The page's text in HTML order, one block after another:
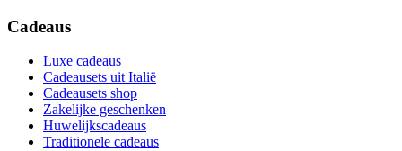
Cadeaus
Luxe cadeaus
Cadeausets uit Italië
Cadeausets shop
Zakelijke geschenken
Huwelijkscadeaus
Traditionele cadeaus